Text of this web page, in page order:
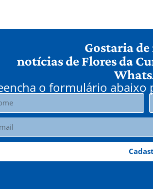
Gostaria de
notícias de Flores da
o formulário abaixo